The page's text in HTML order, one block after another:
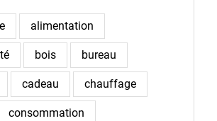
alimentation
bois bureau
cadeau chauffage
consommation